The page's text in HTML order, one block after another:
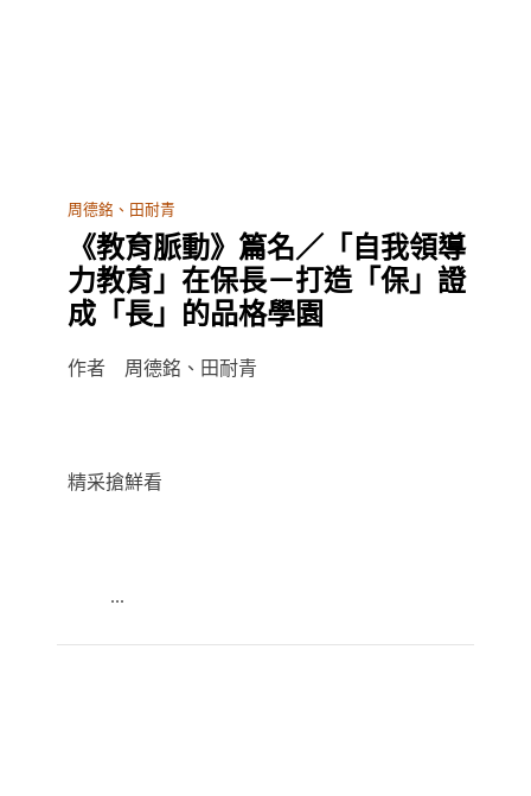
周德銘、田耐青
《教育脈動》篇名／「自我領導
力教育」在保長－打造「保」證
成「長」的品格學園
作者 周德銘、田耐青
精采搶鮮看
...